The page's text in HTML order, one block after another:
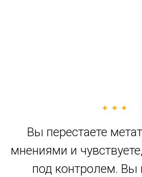
Вы перестаете
мнениями и
под контролем. Вы